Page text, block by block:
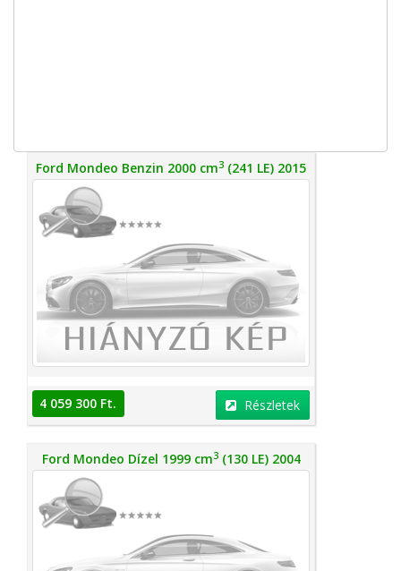
Ford Mondeo Benzin 2000 cm3 (241 LE) 2015
4 059 300 Ft. Részletek
Ford Mondeo Dízel 1999 cm3(130 LE) 2004